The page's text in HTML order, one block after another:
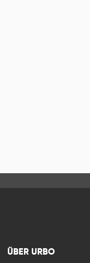
ÜBER URBO